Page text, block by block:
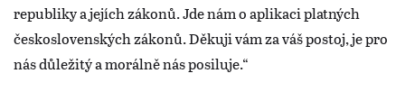
republiky a jejích zákonů. Jde nám o aplikaci platných
československých zákonů. Děkuji vám za váš postoj, je pro
nás důležitý a morálně nás posiluje.“